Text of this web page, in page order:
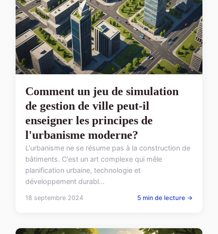
Comment un jeu de simulation
de gestion de ville peut-il
enseigner les principes de
l'urbanisme moderne?
L'urbanisme ne se résume pas à la construction de
bâtiments. C'est un art complexe qui mêle
planification urbaine, technologie et
développement durabl...
18 septembre 2024 5 min de lecture →